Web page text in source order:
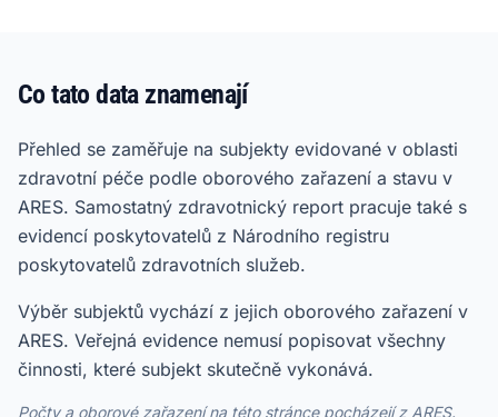
Co tato data znamenají
Přehled se zaměřuje na subjekty evidované v oblasti
zdravotní péče podle oborového zařazení a stavu v
ARES. Samostatný zdravotnický report pracuje také s
evidencí poskytovatelů z Národního registru
poskytovatelů zdravotních služeb.
Výběr subjektů vychází z jejich oborového zařazení v
ARES. Veřejná evidence nemusí popisovat všechny
činnosti, které subjekt skutečně vykonává.
Počty a oborové zařazení na této stránce pocházejí z ARES.